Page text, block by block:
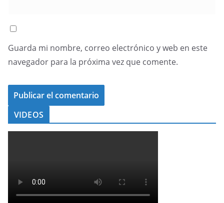
Guarda mi nombre, correo electrónico y web en este
navegador para la próxima vez que comente.
VIDEOS